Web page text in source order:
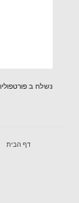
נשלח ב פורטפוליו
דף הבית